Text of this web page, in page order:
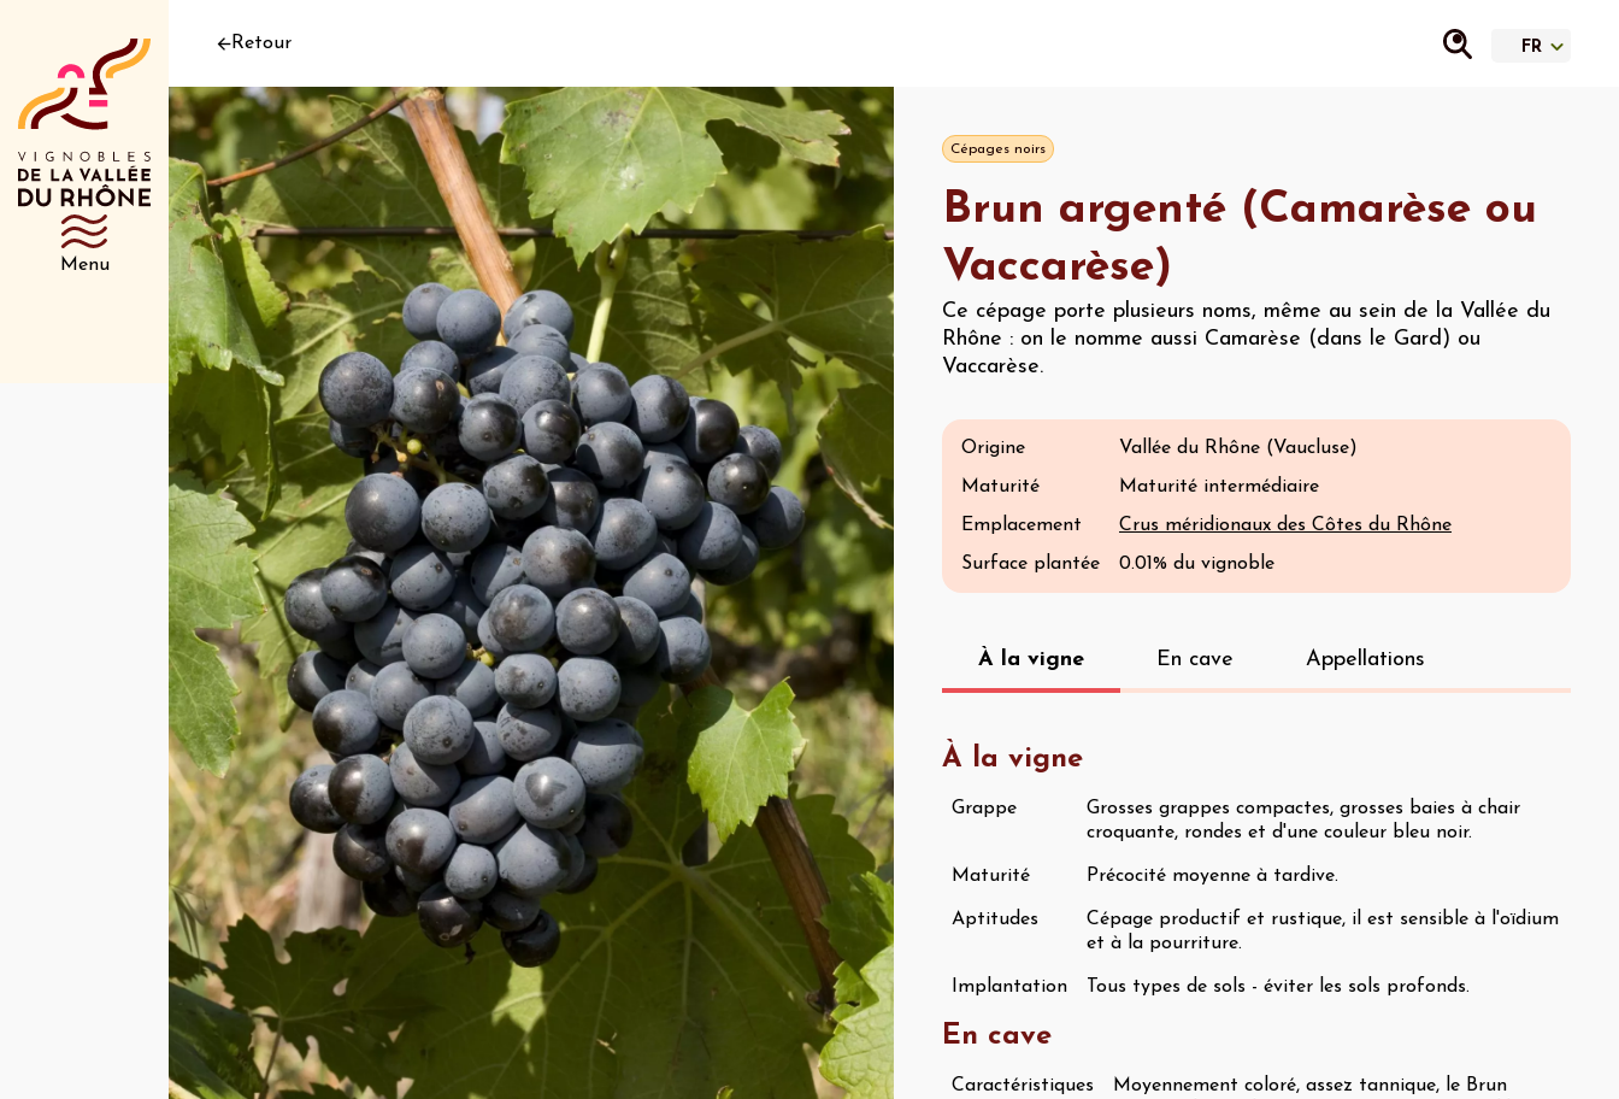
Menu
Retour
Cépages noirs
Brun argenté (Camarèse ou
Vaccarèse)
Ce cépage porte plusieurs noms, même au sein de la Vallée du
Rhône : on le nomme aussi Camarèse (dans le Gard) ou
Vaccarèse.
Origine
Vallée du Rhône (Vaucluse)
Maturité
Maturité intermédiaire
Emplacement
Crus méridionaux des Côtes du Rhône
Surface plantée
0.01% du vignoble
À la vigne En cave Appellations
À la vigne
Grappe
Grosses grappes compactes, grosses baies à chair
croquante, rondes et d'une couleur bleu noir.
Maturité Précocité moyenne à tardive.
Aptitudes
Cépage productif et rustique, il est sensible à l'oïdium
et à la pourriture.
Implantation Tous types de sols - éviter les sols profonds.
En cave
Caractéristiques
Moyennement coloré, assez tannique, le Brun